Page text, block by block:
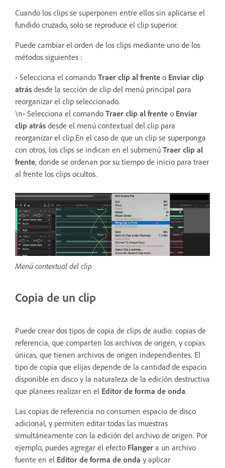
Cuando los clips se superponen entre ellos sin aplicarse el
fundido cruzado, solo se reproduce el clip superior.
Puede cambiar el orden de los clips mediante uno de los
métodos siguientes :
• Selecciona el comando Traer clip al frente o Enviar clip
atrás desde la sección de clip del menú principal para
reorganizar el clip seleccionado.
\n• Selecciona el comando Traer clip al frente o Enviar
clip atrás desde el menú contextual del clip para
reorganizar el clip.En el caso de que un clip se superponga
con otros, los clips se indican en el submenú Traer clip al
frente, donde se ordenan por su tiempo de inicio para traer
al frente los clips ocultos.
Menú contextual del clip
Copia de un clip
Puede crear dos tipos de copia de clips de audio: copias de
referencia, que comparten los archivos de origen, y copias
únicas, que tienen archivos de origen independientes. El
tipo de copia que elijas depende de la cantidad de espacio
disponible en disco y la naturaleza de la edición destructiva
que planees realizar en el Editor de forma de onda.
Las copias de referencia no consumen espacio de disco
adicional, y permiten editar todas las muestras
simultáneamente con la edición del archivo de origen. Por
ejemplo, puedes agregar el efecto Flanger a un archivo
fuente en el Editor de forma de onda y aplicar